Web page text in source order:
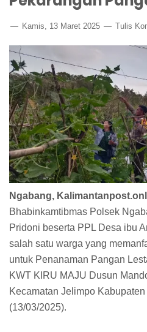
Kamis, 13 Maret 2025 Tulis
Ngabang,
Bhabinkamtibmas Polsek
Pridoni beserta PPL Desa ibu
salah satu warga yang
untuk Penanaman Pangan
KWT KIRU MAJU Dusun
Kecamatan Jelimpo
(13/03/2025).